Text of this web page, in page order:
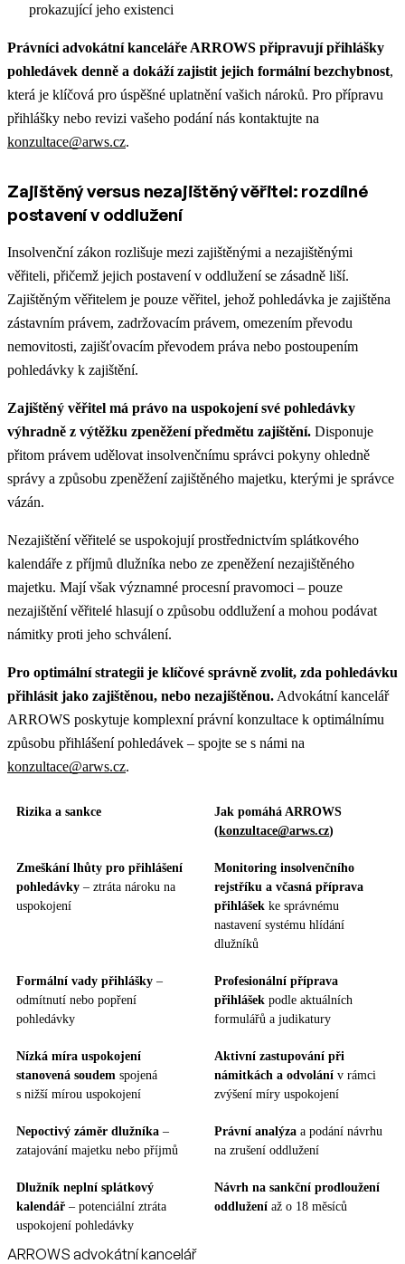
prokazující jeho existenci
Právníci advokátní kanceláře ARROWS připravují přihlášky
pohledávek denně a dokáží zajistit jejich formální bezchybnost,
která je klíčová pro úspěšné uplatnění vašich nároků. Pro přípravu
přihlášky nebo revizi vašeho podání nás kontaktujte na
konzultace@arws.cz.
Zajištěný versus nezajištěný věřitel: rozdílné
postavení v oddlužení
Insolvenční zákon rozlišuje mezi zajištěnými a nezajištěnými
věřiteli, přičemž jejich postavení v oddlužení se zásadně liší.
Zajištěným věřitelem je pouze věřitel, jehož pohledávka je zajištěna
zástavním právem, zadržovacím právem, omezením převodu
nemovitosti, zajišťovacím převodem práva nebo postoupením
pohledávky k zajištění.
Zajištěný věřitel má právo na uspokojení své pohledávky
výhradně z výtěžku zpeněžení předmětu zajištění. Disponuje
přitom právem udělovat insolvenčnímu správci pokyny ohledně
správy a způsobu zpeněžení zajištěného majetku, kterými je správce
vázán.
Nezajištění věřitelé se uspokojují prostřednictvím splátkového
kalendáře z příjmů dlužníka nebo ze zpeněžení nezajištěného
majetku. Mají však významné procesní pravomoci – pouze
nezajištění věřitelé hlasují o způsobu oddlužení a mohou podávat
námitky proti jeho schválení.
Pro optimální strategii je klíčové správně zvolit, zda pohledávku
přihlásit jako zajištěnou, nebo nezajištěnou. Advokátní kancelář
ARROWS poskytuje komplexní právní konzultace k optimálnímu
způsobu přihlášení pohledávek – spojte se s námi na
konzultace@arws.cz.
Rizika a sankce
Jak pomáhá ARROWS
(konzultace@arws.cz)
Zmeškání lhůty pro přihlášení
pohledávky – ztráta nároku na
uspokojení
Monitoring insolvenčního
rejstříku a včasná příprava
přihlášek ke správnému
nastavení systému hlídání
dlužníků
Formální vady přihlášky –
odmítnutí nebo popření
pohledávky
Profesionální příprava
přihlášek podle aktuálních
formulářů a judikatury
Nízká míra uspokojení
stanovená soudem spojená
s nižší mírou uspokojení
Aktivní zastupování při
námitkách a odvolání v rámci
zvýšení míry uspokojení
Nepoctivý záměr dlužníka –
zatajování majetku nebo příjmů
Právní analýza a podání návrhu
na zrušení oddlužení
Dlužník neplní splátkový
kalendář – potenciální ztráta
uspokojení pohledávky
Návrh na sankční prodloužení
oddlužení až o 18 měsíců
ARROWS advokátní kancelář